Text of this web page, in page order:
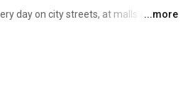
day on city streets, at malls and ...more